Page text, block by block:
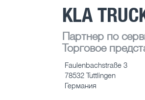
KLA
Партнер по
Торговое
Faulenbachstraße 3
78532 Tuttlingen
Германия